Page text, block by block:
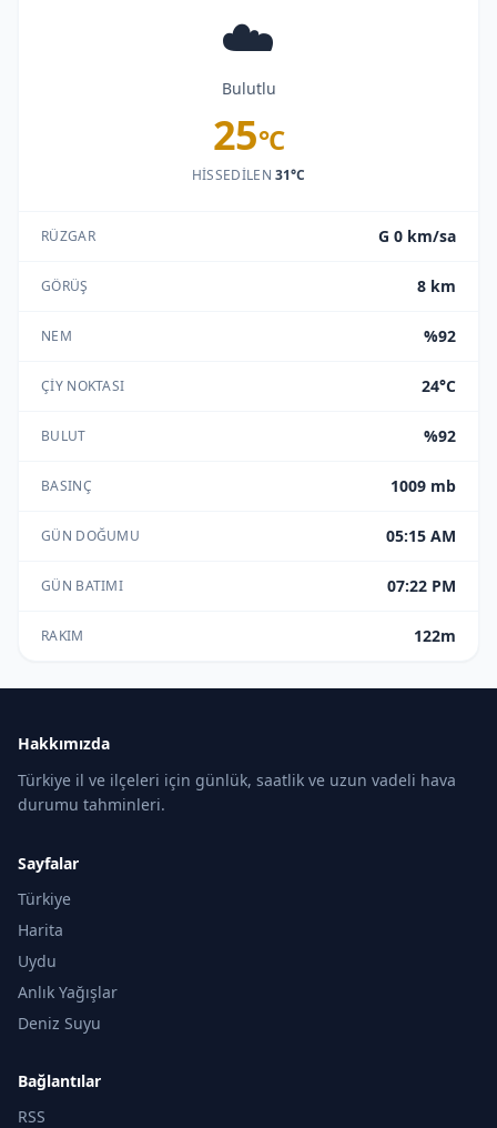
☁️
Bulutlu
25°C
HISSEDILEN31°C
RÜZGAR G 0 km/sa
GÖRÜŞ 8 km
NEM %92
ÇIY NOKTASI 24°C
BULUT %92
BASINÇ 1009 mb
GÜN DOĞUMU 05:15 AM
GÜN BATIMI 07:22 PM
RAKIM 122m
Hakkımızda
Türkiye il ve ilçeleri için günlük, saatlik ve uzun vadeli hava
durumu tahminleri.
Sayfalar
Türkiye
Harita
Uydu
Anlık Yağışlar
Deniz Suyu
Bağlantılar
RSS